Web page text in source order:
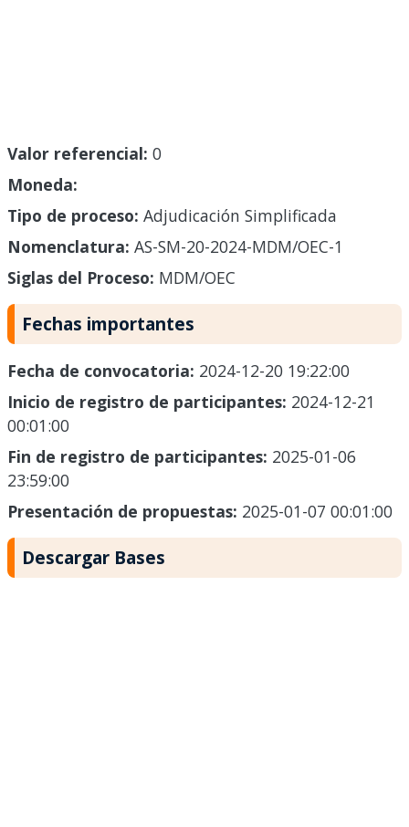
Valor referencial: 0
Moneda:
Tipo de proceso: Adjudicación Simplificada
Nomenclatura: AS-SM-20-2024-MDM/OEC-1
Siglas del Proceso: MDM/OEC
Fechas importantes
Fecha de convocatoria: 2024-12-20 19:22:00
Inicio de registro de participantes: 2024-12-21
00:01:00
Fin de registro de participantes: 2025-01-06
23:59:00
Presentación de propuestas: 2025-01-07 00:01:00
Descargar Bases